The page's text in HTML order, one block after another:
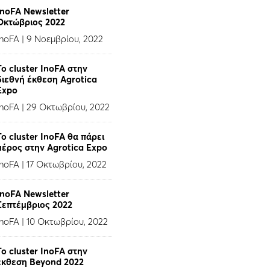
Newsletter
2022
|9 Νοεμβρίου, 2022
cluster InoFA στην
έκθεση Agrotica
|29 Οκτωβρίου, 2022
cluster InoFA θα πάρει
στην Agrotica Expo
|17 Οκτωβρίου, 2022
Newsletter
2022
|10 Οκτωβρίου, 2022
cluster InoFA στην
Beyond 2022